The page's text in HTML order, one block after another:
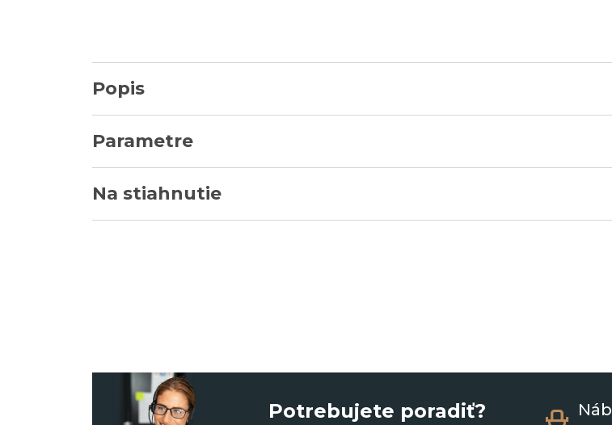
Popis
Parametre
Na stiahnutie
Potrebujete poradiť?